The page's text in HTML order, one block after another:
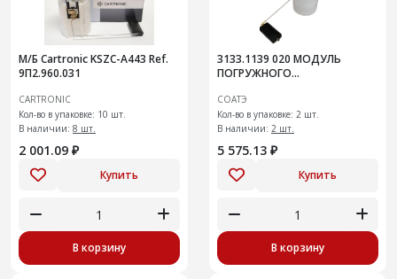
М/Б Cartronic KSZC-A443 Ref.
9П2.960.031
CARTRONIC
Кол-во в упаковке: 10 шт.
В наличии: 8 шт.
2 001.09 ₽
Купить
В корзину
3133.1139 020 МОДУЛЬ
ПОГРУЖНОГО
СОАТЭ
Кол-во в упаковке: 2 шт.
В наличии: 2 шт.
5 575.13 ₽
Купить
В корзину